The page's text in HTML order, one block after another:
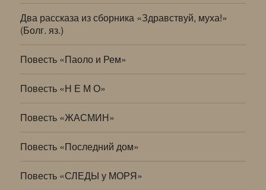
Два рассказа из сборника «Здравствуй, муха!»
(Болг. яз.)
Повесть «Паоло и Рем»
Повесть «Н Е М О»
Повесть «ЖАСМИН»
Повесть «Последний дом»
Повесть «СЛЕДЫ у МОРЯ»